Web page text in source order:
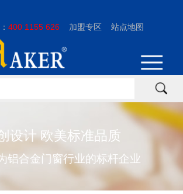
400 1155 626 加盟专区 站点地图
设计 欧美标准品质
铝合金门窗行业的标杆企业